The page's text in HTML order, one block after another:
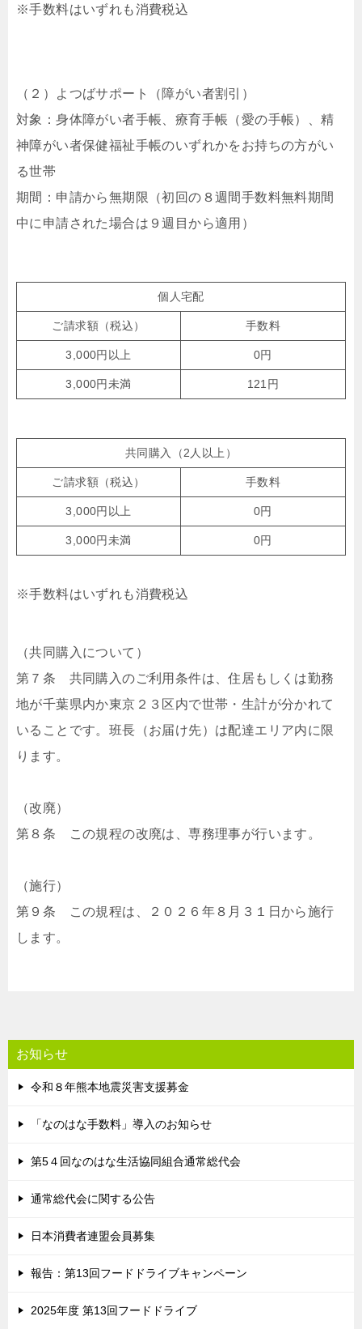
※手数料はいずれも消費税込
（２）よつばサポート（障がい者割引）
対象：身体障がい者手帳、療育手帳（愛の手帳）、精
神障がい者保健福祉手帳のいずれかをお持ちの方がい
る世帯
期間：申請から無期限（初回の８週間手数料無料期間
中に申請された場合は９週目から適用）
個人宅配
ご請求額（税込） 手数料
3,000円以上 0円
3,000円未満 121円
共同購入（2人以上）
ご請求額（税込） 手数料
3,000円以上 0円
3,000円未満 0円
※手数料はいずれも消費税込
（共同購入について）
第７条 共同購入のご利用条件は、住居もしくは勤務
地が千葉県内か東京２３区内で世帯・生計が分かれて
いることです。班長（お届け先）は配達エリア内に限
ります。
（改廃）
第８条 この規程の改廃は、専務理事が行います。
（施行）
第９条 この規程は、２０２６年８月３１日から施行
します。
お知らせ
令和８年熊本地震災害支援募金
「なのはな手数料」導入のお知らせ
第5４回なのはな生活協同組合通常総代会
通常総代会に関する公告
日本消費者連盟会員募集
報告：第13回フードドライブキャンペーン
2025年度 第13回フードドライブ